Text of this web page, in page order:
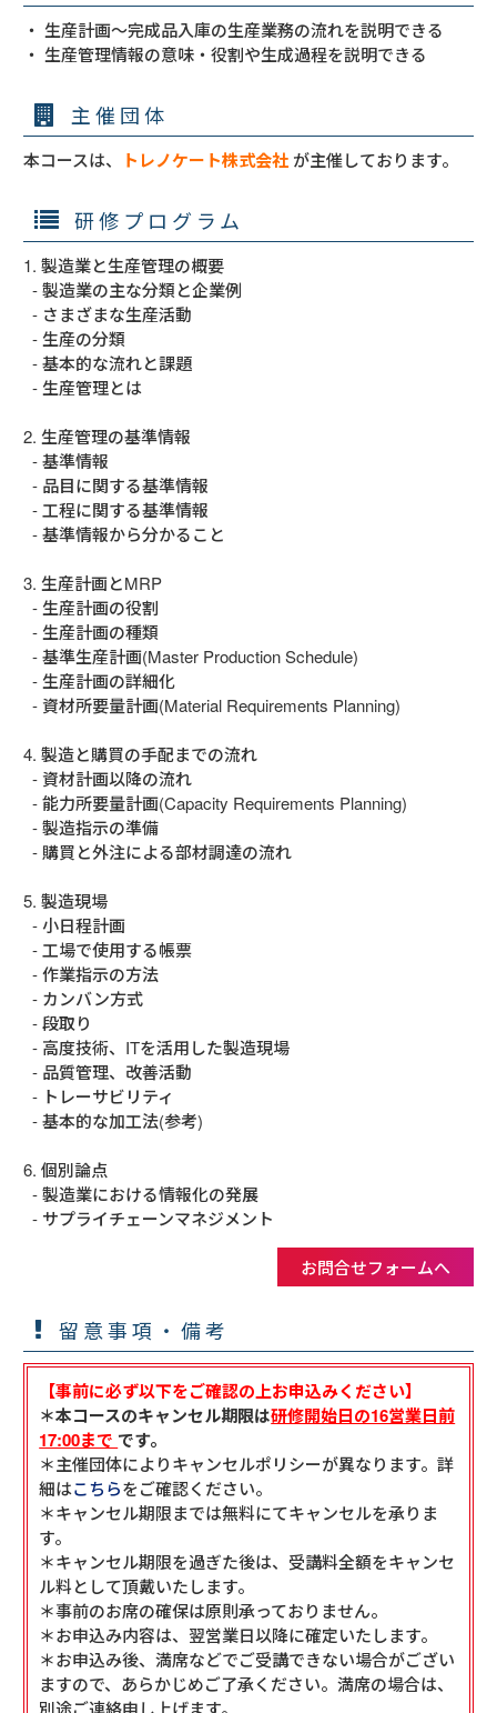
・ 生産計画～完成品入庫の生産業務の流れを説明できる
・ 生産管理情報の意味・役割や生成過程を説明できる
主催団体
本コースは、 トレノケート株式会社 が主催しております。
研修プログラム
1. 製造業と生産管理の概要
  - 製造業の主な分類と企業例
  - さまざまな生産活動
  - 生産の分類
  - 基本的な流れと課題
  - 生産管理とは
2. 生産管理の基準情報
  - 基準情報
  - 品目に関する基準情報
  - 工程に関する基準情報
  - 基準情報から分かること
3. 生産計画とMRP
  - 生産計画の役割
  - 生産計画の種類
  - 基準生産計画(Master Production Schedule)
  - 生産計画の詳細化
  - 資材所要量計画(Material Requirements Planning)
4. 製造と購買の手配までの流れ
  - 資材計画以降の流れ
  - 能力所要量計画(Capacity Requirements Planning)
  - 製造指示の準備
  - 購買と外注による部材調達の流れ
5. 製造現場
  - 小日程計画
  - 工場で使用する帳票
  - 作業指示の方法
  - カンバン方式
  - 段取り
  - 高度技術、ITを活用した製造現場
  - 品質管理、改善活動
  - トレーサビリティ
  - 基本的な加工法(参考)
6. 個別論点
  - 製造業における情報化の発展
  - サプライチェーンマネジメント
お問合せフォームへ
留意事項・備考
【事前に必ず以下をご確認の上お申込みください】
＊本コースのキャンセル期限は研修開始日の16営業日前
17:00まで です。
＊主催団体によりキャンセルポリシーが異なります。詳
細はこちらをご確認ください。
＊キャンセル期限までは無料にてキャンセルを承りま
す。
＊キャンセル期限を過ぎた後は、受講料全額をキャンセ
ル料として頂戴いたします。
＊事前のお席の確保は原則承っておりません。
＊お申込み内容は、翌営業日以降に確定いたします。
＊お申込み後、満席などでご受講できない場合がござい
ますので、あらかじめご了承ください。満席の場合は、
別途ご連絡申し上げます。